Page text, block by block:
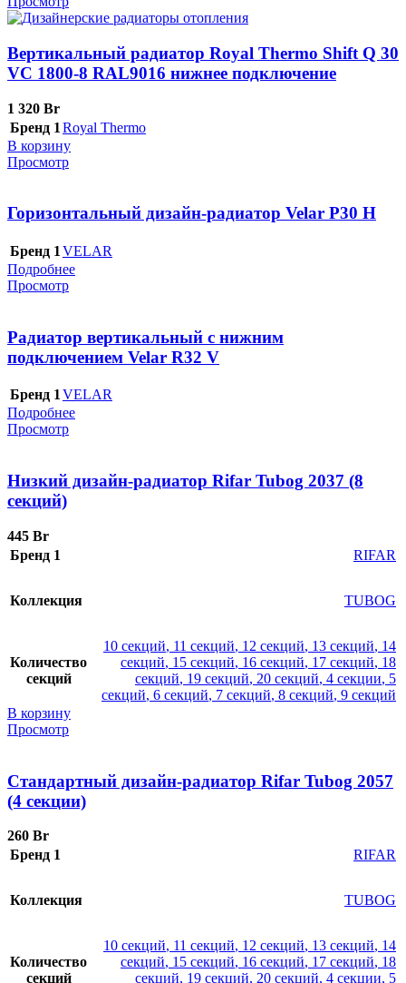
Вертикальный радиатор Royal Thermo Shift Q 30
VС 1800-8 RAL9016 нижнее подключение
1 320 Br
Бренд 1 Royal Thermo
В корзину
Просмотр
Горизонтальный дизайн-радиатор Velar P30 H
Бренд 1 VELAR
Подробнее
Просмотр
Радиатор вертикальный с нижним
подключением Velar R32 V
Бренд 1VELAR
Подробнее
Просмотр
Низкий дизайн-радиатор Rifar Tubog 2037 (8
секций)
445 Br
Бренд 1
RIFAR
Коллекция TUBOG
Количество
секций
10 секций, 11 секций, 12 секций, 13 секций, 14
секций, 15 секций, 16 секций, 17 секций, 18
секций, 19 секций, 20 секций, 4 секции, 5
секций, 6 секций, 7 секций, 8 секций, 9 секций
В корзину
Просмотр
Стандартный дизайн-радиатор Rifar Tubog 2057
(4 секции)
260 Br
Бренд 1
RIFAR
Коллекция TUBOG
Количество
секций
10 секций, 11 секций, 12 секций, 13 секций, 14
секций, 15 секций, 16 секций, 17 секций, 18
секций, 19 секций, 20 секций, 4 секции, 5